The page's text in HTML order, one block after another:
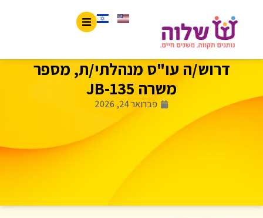
דרוש/ה עו"ס מנהלתי/ת, מספר
משרה JB-135
פברואר 24, 2026